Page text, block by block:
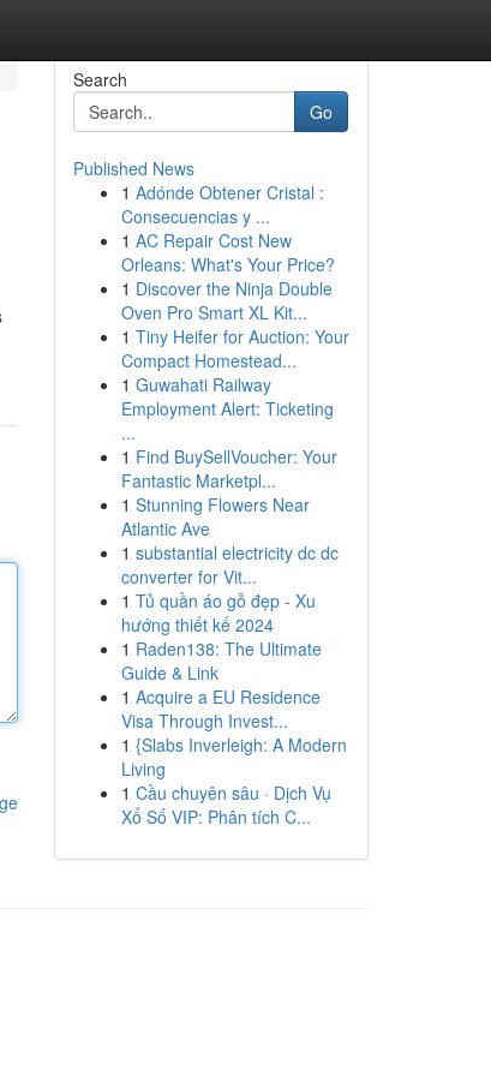
Search
Go
Published News
1 Adónde Obtener Cristal :
Consecuencias y ...
1 AC Repair Cost New
Orleans: What's Your Price?
1 Discover the Ninja Double
Oven Pro Smart XL Kit...
1 Tiny Heifer for Auction: Your
Compact Homestead...
1 Guwahati Railway
Employment Alert: Ticketing
...
1 Find BuySellVoucher: Your
Fantastic Marketpl...
1 Stunning Flowers Near
Atlantic Ave
1 substantial electricity dc dc
converter for Vit...
1 Tủ quần áo gỗ đẹp - Xu
hướng thiết kế 2024
1 Raden138: The Ultimate
Guide & Link
1 Acquire a EU Residence
Visa Through Invest...
1 {Slabs Inverleigh: A Modern
Living
1 Cầu chuyên sâu · Dịch Vụ
Xổ Số VIP: Phân tích C...